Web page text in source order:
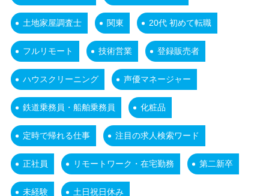
土地家屋調査士 関東 20代 初めて転職
フルリモート 技術営業 登録販売者
ハウスクリーニング 声優マネージャー
鉄道乗務員・船舶乗務員 化粧品
定時で帰れる仕事 注目の求人検索ワード
正社員 リモートワーク・在宅勤務 第二新卒
未経験 土日祝日休み